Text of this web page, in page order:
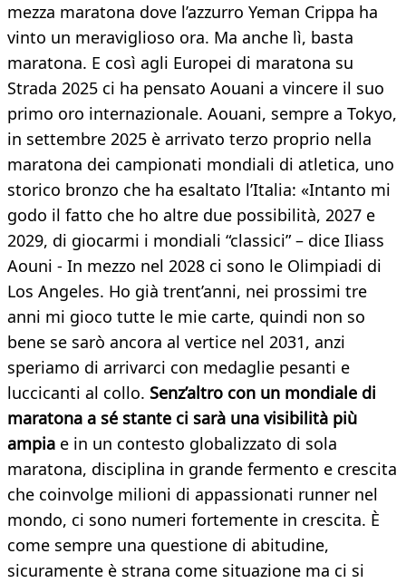
mezza maratona dove l’azzurro Yeman Crippa ha
vinto un meraviglioso ora. Ma anche lì, basta
maratona. E così agli Europei di maratona su
Strada 2025 ci ha pensato Aouani a vincere il suo
primo oro internazionale. Aouani, sempre a Tokyo,
in settembre 2025 è arrivato terzo proprio nella
maratona dei campionati mondiali di atletica, uno
storico bronzo che ha esaltato l’Italia: «Intanto mi
godo il fatto che ho altre due possibilità, 2027 e
2029, di giocarmi i mondiali “classici” – dice Iliass
Aouni - In mezzo nel 2028 ci sono le Olimpiadi di
Los Angeles. Ho già trent’anni, nei prossimi tre
anni mi gioco tutte le mie carte, quindi non so
bene se sarò ancora al vertice nel 2031, anzi
speriamo di arrivarci con medaglie pesanti e
luccicanti al collo. Senz’altro con un mondiale di
maratona a sé stante ci sarà una visibilità più
ampia e in un contesto globalizzato di sola
maratona, disciplina in grande fermento e crescita
che coinvolge milioni di appassionati runner nel
mondo, ci sono numeri fortemente in crescita. È
come sempre una questione di abitudine,
sicuramente è strana come situazione ma ci si